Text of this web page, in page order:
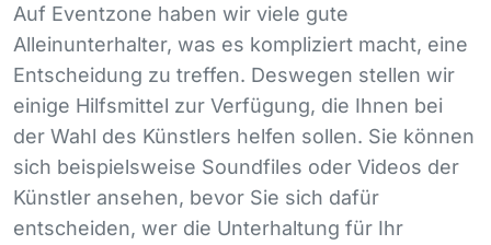
Auf Eventzone haben wir viele gute
Alleinunterhalter, was es kompliziert macht, eine
Entscheidung zu treffen. Deswegen stellen wir
einige Hilfsmittel zur Verfügung, die Ihnen bei
der Wahl des Künstlers helfen sollen. Sie können
sich beispielsweise Soundfiles oder Videos der
Künstler ansehen, bevor Sie sich dafür
entscheiden, wer die Unterhaltung für Ihr